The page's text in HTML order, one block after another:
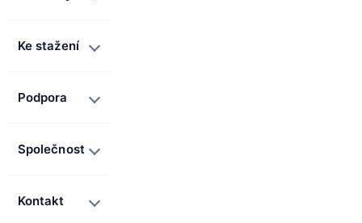
Ke stažení
Podpora
Společnost
Kontakt